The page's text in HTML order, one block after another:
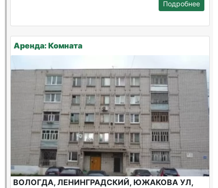
Подробнее
Аренда: Комната
ВОЛОГДА, ЛЕНИНГРАДСКИЙ, ЮЖАКОВА УЛ,